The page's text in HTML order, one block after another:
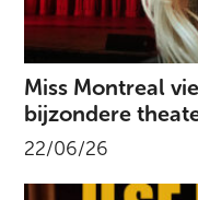
Miss Montreal
bijzondere
22/06/26